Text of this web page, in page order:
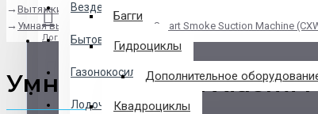
Везде
Бытовая техника
Газонокосилки
Лодочные Моторы
Логин
Регистрация
Багги
Гидроциклы
Дополнительное
Квадроциклы
Вытяжки
Умная вытяжка Xiaomi Mijia Smart Smoke Suction Machine
Умная вытяжка Xiaomi